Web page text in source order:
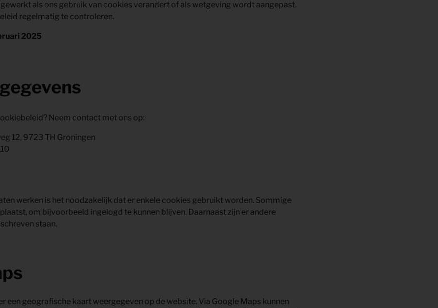
als ons gebruik van cookies verandert of als wetgeving wordt aangepast.
regelmatig te controleren.
2025
Neem contact met ons op:
12, 9723 TH Groningen
werken is het noodzakelijk dat er enkele cookies gebruikt worden. Sommige
om bijvoorbeeld ingelogd te kunnen blijven. Daarnaast zijn er andere
staan.
een geografische kaart weergegeven op de website. Via Google Maps kunnen